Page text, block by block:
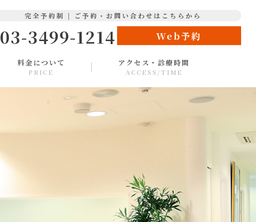
完全予約制 | ご予約・お問い合わせはこちらから
03-3499-1214 Web予約
料金について
PRICE
アクセス・診療時間
ACCESS/TIME